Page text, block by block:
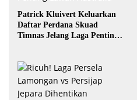
Patrick Kluivert Keluarkan
Daftar Perdana Skuad
Timnas Jelang Laga Penting